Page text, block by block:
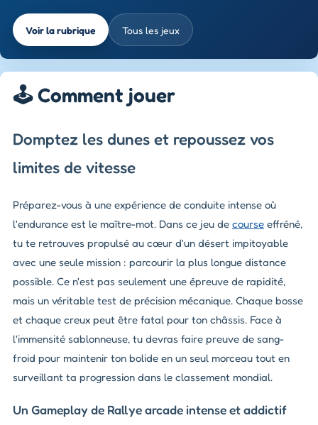
Voir la rubrique Tous les jeux
🕹️ Comment jouer
Domptez les dunes et repoussez vos
limites de vitesse
Préparez-vous à une expérience de conduite intense où
l'endurance est le maître-mot. Dans ce jeu de course effréné,
tu te retrouves propulsé au cœur d'un désert impitoyable
avec une seule mission : parcourir la plus longue distance
possible. Ce n'est pas seulement une épreuve de rapidité,
mais un véritable test de précision mécanique. Chaque bosse
et chaque creux peut être fatal pour ton châssis. Face à
l'immensité sablonneuse, tu devras faire preuve de sang-
froid pour maintenir ton bolide en un seul morceau tout en
surveillant ta progression dans le classement mondial.
Un Gameplay de Rallye arcade intense et addictif